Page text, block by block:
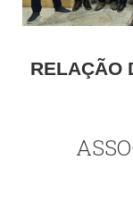
RELAÇÃO